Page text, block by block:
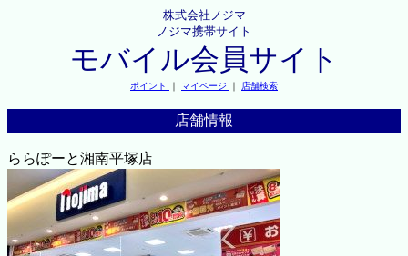
株式会社ノジマ
ノジマ携帯サイト
モバイル会員サイト
ポイント ｜ マイページ ｜ 店舗検索
店舗情報
ららぽーと湘南平塚店